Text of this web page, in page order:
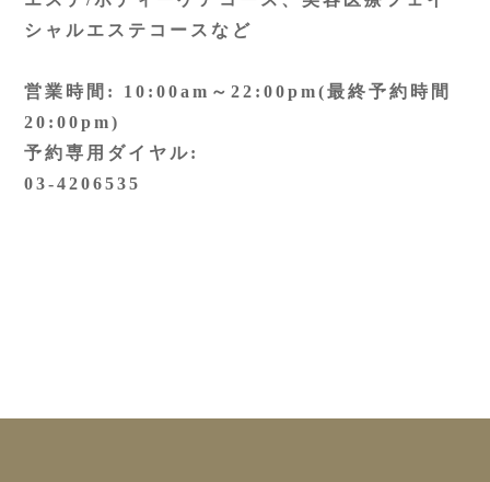
シャルエステコースなど
営業時間: 10:00am～22:00pm(最終予約時間
20:00pm)
予約専用ダイヤル:
03-4206535